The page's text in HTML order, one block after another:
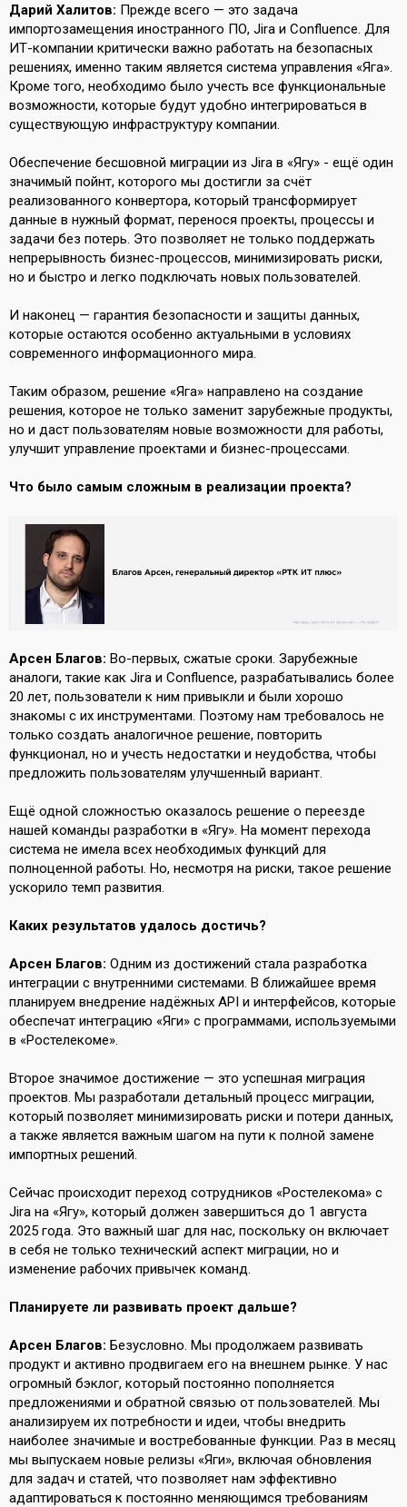
Дарий Халитов: Прежде всего — это задача
импортозамещения иностранного ПО, Jira и Confluence. Для
ИТ-компании критически важно работать на безопасных
решениях, именно таким является система управления «Яга».
Кроме того, необходимо было учесть все функциональные
возможности, которые будут удобно интегрироваться в
существующую инфраструктуру компании.
Обеспечение бесшовной миграции из Jira в «Ягу» - ещё один
значимый пойнт, которого мы достигли за счёт
реализованного конвертора, который трансформирует
данные в нужный формат, перенося проекты, процессы и
задачи без потерь. Это позволяет не только поддержать
непрерывность бизнес-процессов, минимизировать риски,
но и быстро и легко подключать новых пользователей.
И наконец — гарантия безопасности и защиты данных,
которые остаются особенно актуальными в условиях
современного информационного мира.
Таким образом, решение «Яга» направлено на создание
решения, которое не только заменит зарубежные продукты,
но и даст пользователям новые возможности для работы,
улучшит управление проектами и бизнес-процессами.
Что было самым сложным в реализации проекта?
Арсен Благов: Во-первых, сжатые сроки. Зарубежные
аналоги, такие как Jira и Confluence, разрабатывались более
20 лет, пользователи к ним привыкли и были хорошо
знакомы с их инструментами. Поэтому нам требовалось не
только создать аналогичное решение, повторить
функционал, но и учесть недостатки и неудобства, чтобы
предложить пользователям улучшенный вариант.
Ещё одной сложностью оказалось решение о переезде
нашей команды разработки в «Ягу». На момент перехода
система не имела всех необходимых функций для
полноценной работы. Но, несмотря на риски, такое решение
ускорило темп развития.
Каких результатов удалось достичь?
Арсен Благов: Одним из достижений стала разработка
интеграции с внутренними системами. В ближайшее время
планируем внедрение надёжных API и интерфейсов, которые
обеспечат интеграцию «Яги» с программами, используемыми
в «Ростелекоме».
Второе значимое достижение — это успешная миграция
проектов. Мы разработали детальный процесс миграции,
который позволяет минимизировать риски и потери данных,
а также является важным шагом на пути к полной замене
импортных решений.
Сейчас происходит переход сотрудников «Ростелекома» с
Jira на «Ягу», который должен завершиться до 1 августа
2025 года. Это важный шаг для нас, поскольку он включает
в себя не только технический аспект миграции, но и
изменение рабочих привычек команд.
Планируете ли развивать проект дальше?
Арсен Благов: Безусловно. Мы продолжаем развивать
продукт и активно продвигаем его на внешнем рынке. У нас
огромный бэклог, который постоянно пополняется
предложениями и обратной связью от пользователей. Мы
анализируем их потребности и идеи, чтобы внедрить
наиболее значимые и востребованные функции. Раз в месяц
мы выпускаем новые релизы «Яги», включая обновления
для задач и статей, что позволяет нам эффективно
адаптироваться к постоянно меняющимся требованиям